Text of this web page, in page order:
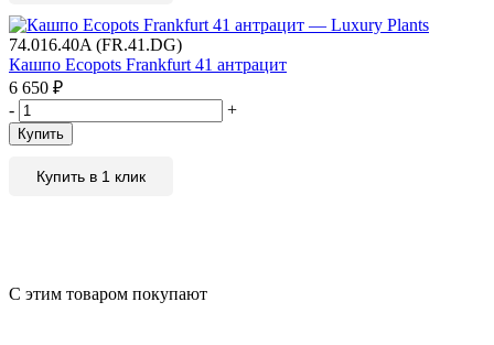
74.016.40A (FR.41.DG)
Кашпо Ecopots Frankfurt 41 антрацит
6 650 ₽
-
+
Купить
Купить в 1 клик
С этим товаром покупают